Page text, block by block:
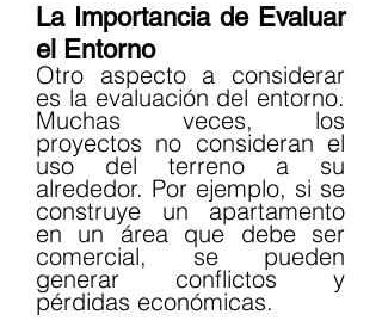
La Importancia de Evaluar
el Entorno
Otro aspecto a considerar
es la evaluación del entorno.
Muchas veces, los
proyectos no consideran el
uso del terreno a su
alrededor. Por ejemplo, si se
construye un apartamento
en un área que debe ser
comercial, se pueden
generar conflictos y
pérdidas económicas.